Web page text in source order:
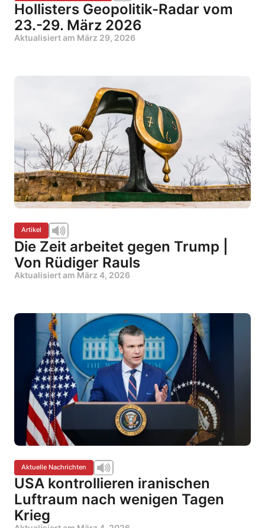
Hollisters Geopolitik-Radar vom
23.-29. März 2026
Aktualisiert am März 29, 2026
Artikel
Die Zeit arbeitet gegen Trump |
Von Rüdiger Rauls
Aktualisiert am März 4, 2026
Aktuelle Nachrichten
USA kontrollieren iranischen
Luftraum nach wenigen Tagen
Krieg